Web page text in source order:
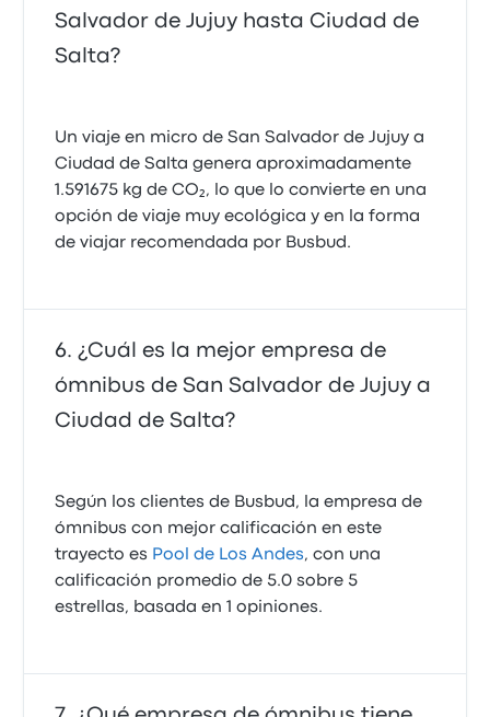
Salvador de Jujuy hasta Ciudad de
Salta?
Un viaje en micro de San Salvador de Jujuy a
Ciudad de Salta genera aproximadamente
1.591675 kg de CO₂, lo que lo convierte en una
opción de viaje muy ecológica y en la forma
de viajar recomendada por Busbud.
¿Cuál es la mejor empresa de
ómnibus de San Salvador de Jujuy a
Ciudad de Salta?
Según los clientes de Busbud, la empresa de
ómnibus con mejor calificación en este
trayecto es Pool de Los Andes, con una
calificación promedio de 5.0 sobre 5
estrellas, basada en 1 opiniones.